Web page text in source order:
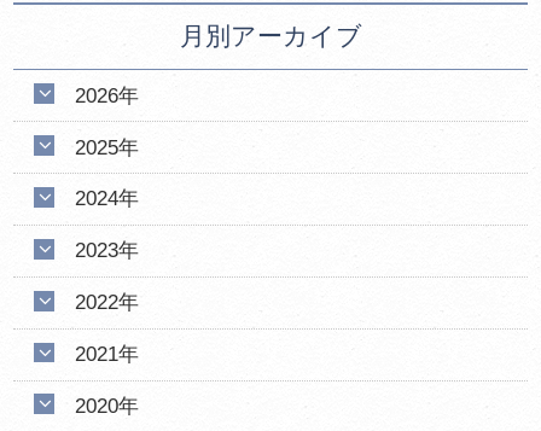
月別アーカイブ
2026年
2025年
2024年
2023年
2022年
2021年
2020年